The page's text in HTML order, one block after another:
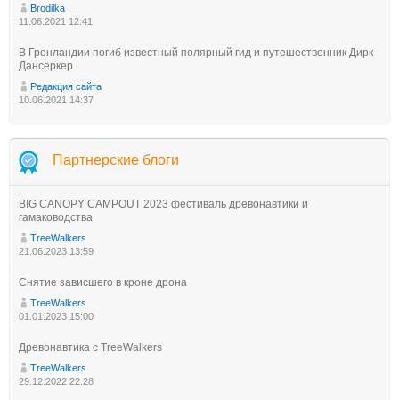
Brodilka
11.06.2021 12:41
В Гренландии погиб известный полярный гид и путешественник Дирк
Дансеркер
Редакция сайта
10.06.2021 14:37
Партнерские блоги
BIG CANOPY CAMPOUT 2023 фестиваль древонавтики и
гамаководства
TreeWalkers
21.06.2023 13:59
Снятие зависшего в кроне дрона
TreeWalkers
01.01.2023 15:00
Древонавтика с TreeWalkers
TreeWalkers
29.12.2022 22:28